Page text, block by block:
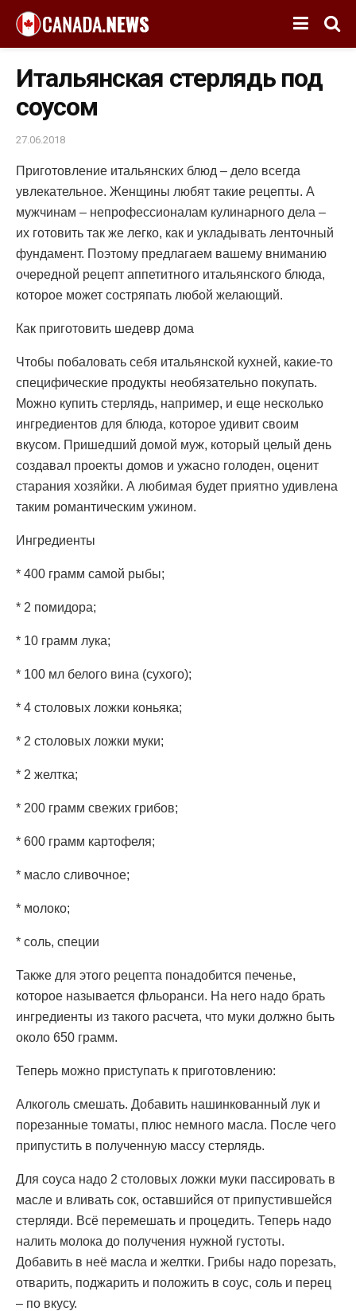
Итальянская стерлядь под
соусом
27.06.2018
Приготовление итальянских блюд – дело всегда
увлекательное. Женщины любят такие рецепты. А
мужчинам – непрофессионалам кулинарного дела –
их готовить так же легко, как и укладывать ленточный
фундамент. Поэтому предлагаем вашему вниманию
очередной рецепт аппетитного итальянского блюда,
которое может состряпать любой желающий.
Как приготовить шедевр дома
Чтобы побаловать себя итальянской кухней, какие-то
специфические продукты необязательно покупать.
Можно купить стерлядь, например, и еще несколько
ингредиентов для блюда, которое удивит своим
вкусом. Пришедший домой муж, который целый день
создавал проекты домов и ужасно голоден, оценит
старания хозяйки. А любимая будет приятно удивлена
таким романтическим ужином.
Ингредиенты
* 400 грамм самой рыбы;
* 2 помидора;
* 10 грамм лука;
* 100 мл белого вина (сухого);
* 4 столовых ложки коньяка;
* 2 столовых ложки муки;
* 2 желтка;
* 200 грамм свежих грибов;
* 600 грамм картофеля;
* масло сливочное;
* молоко;
* соль, специи
Также для этого рецепта понадобится печенье,
которое называется фльоранси. На него надо брать
ингредиенты из такого расчета, что муки должно быть
около 650 грамм.
Теперь можно приступать к приготовлению:
Алкоголь смешать. Добавить нашинкованный лук и
порезанные томаты, плюс немного масла. После чего
припустить в полученную массу стерлядь.
Для соуса надо 2 столовых ложки муки пассировать в
масле и вливать сок, оставшийся от припустившейся
стерляди. Всё перемешать и процедить. Теперь надо
налить молока до получения нужной густоты.
Добавить в неё масла и желтки. Грибы надо порезать,
отварить, поджарить и положить в соус, соль и перец
– по вкусу.